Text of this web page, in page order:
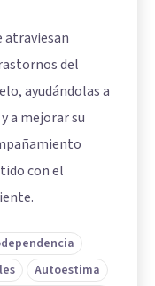
atraviesan
del
ayudándolas a
a mejorar su
con el
Autoestima